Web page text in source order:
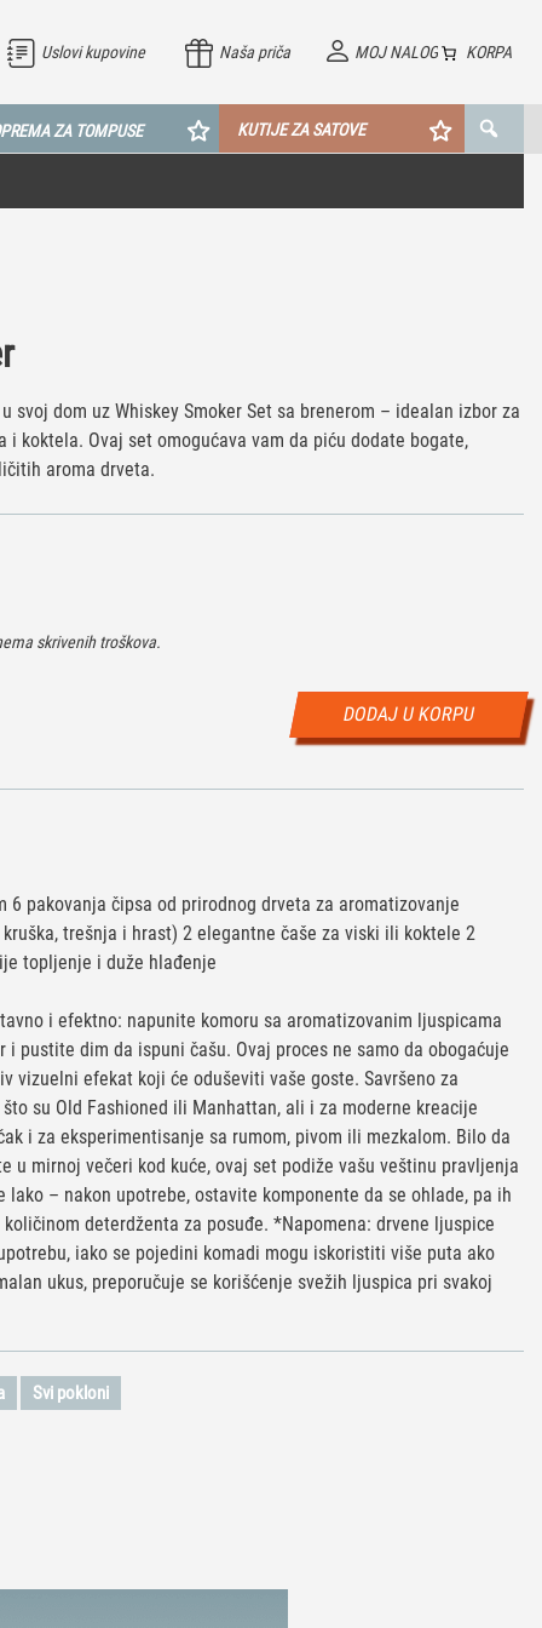
MOJ NALOG KORPA
Uslovi kupovine Naša priča
ZA TOMPUSE KUTIJE ZA SATOVE
svoj dom uz Whiskey Smoker Set sa brenerom – idealan izbor za
koktela. Ovaj set omogućava vam da piću dodate bogate,
aroma drveta.
skrivenih troškova.
DODAJ U KORPU
6 pakovanja čipsa od prirodnog drveta za aromatizovanje
trešnja i hrast) 2 elegantne čaše za viski ili koktele 2
topljenje i duže hlađenje
i efektno: napunite komoru sa aromatizovanim ljuspicama
pustite dim da ispuni čašu. Ovaj proces ne samo da obogaćuje
vizuelni efekat koji će oduševiti vaše goste. Savršeno za
su Old Fashioned ili Manhattan, ali i za moderne kreacije
i za eksperimentisanje sa rumom, pivom ili mezkalom. Bilo da
u mirnoj večeri kod kuće, ovaj set podiže vašu veštinu pravljenja
lako – nakon upotrebe, ostavite komponente da se ohlade, pa ih
deterdženta za posuđe. *Napomena: drvene ljuspice
iako se pojedini komadi mogu iskoristiti više puta ako
ukus, preporučuje se korišćenje svežih ljuspica pri svakoj
Svi pokloni